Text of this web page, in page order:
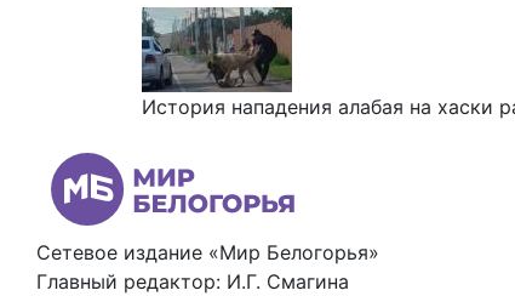
История нападения алабая на хаски
Сетевое издание «Мир Белогорья»
Главный редактор: И.Г. Смагина